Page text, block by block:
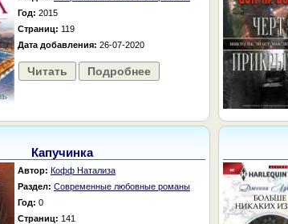
Год: 2015
Страниц: 119
Дата добавления: 26-07-2020
Читать Подробнее
Капучинка
Автор: Кофф Натализа
Раздел: Современные любовные романы
Год: 0
Страниц: 141